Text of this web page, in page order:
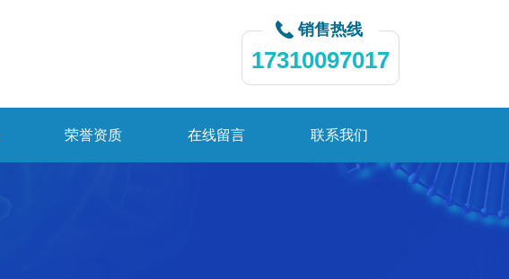
销售热线
17310097017
荣誉资质 在线留言 联系我们